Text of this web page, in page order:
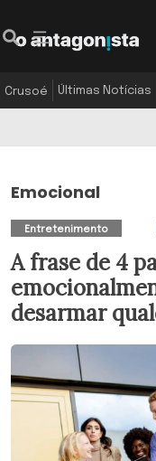
Crusoé Últimas Notícias
Emocional
Entretenimento
A frase de 4
desarmar